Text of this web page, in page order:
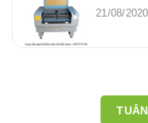
21/08/2020